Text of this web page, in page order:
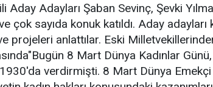
Aday Adayları Şaban Sevinç, Şevki
çok sayıda konuk katıldı. Aday adayları
projeleri anlattılar. Eski
8 Mart Dünya Kadınlar
1930'da verdirmişti. 8 Mart Dünya